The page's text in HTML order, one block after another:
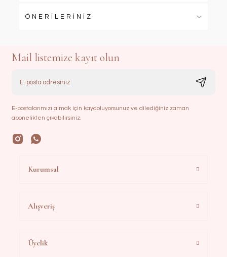
ÖNERİLERİNİZ
Mail listemize kayıt olun
E-postalarımızı almak için kaydoluyorsunuz ve dilediğiniz zaman
abonelikten çıkabilirsiniz.
Kurumsal
Alışveriş
Üyelik